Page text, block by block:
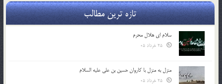
تازه ترین مطالب
سلام ای هلال محرم
منزل به منزل با کاروان حسین بن علی علیه السلام